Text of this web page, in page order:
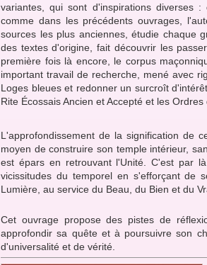
variantes, qui sont d'inspirations diverses :
comme dans les précédents ouvrages,
sources les plus anciennes, étudie chaque
des textes d'origine, fait découvrir les
première fois là encore, le corpus
important travail de recherche, mené avec
Loges bleues et redonner un surcroît
Rite Écossais Ancien et Accepté et les Ordres
L'approfondissement de la signification de
moyen de construire son temple intérieur,
est épars en retrouvant l'Unité. C'est par
vicissitudes du temporel en s'efforçant de
Lumière, au service du Beau, du Bien et du
Cet ouvrage propose des pistes de
approfondir sa quête et à poursuivre son
d'universalité et de vérité.